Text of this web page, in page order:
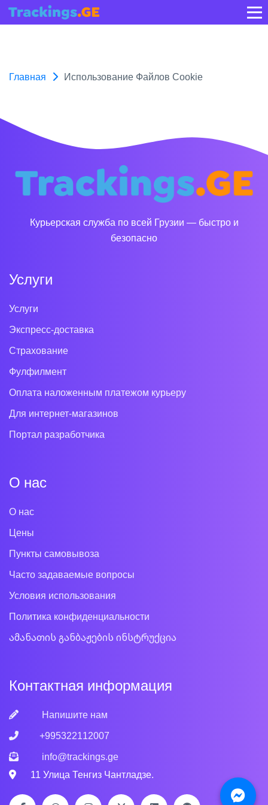
Главная Использование Файлов Cookie
Курьерская служба по всей Грузии — быстро и
безопасно
Услуги
Услуги
Экспресс-доставка
Страхование
Фулфилмент
Оплата наложенным платежом курьеру
Для интернет-магазинов
Портал разработчика
О нас
О нас
Цены
Пункты самовывоза
Часто задаваемые вопросы
Условия использования
Политика конфиденциальности
ამანათის განბაჟების ინსტრუქცია
Контактная информация
Напишите нам
+995322112007
info@trackings.ge
11 Улица Тенгиз Чантладзе.